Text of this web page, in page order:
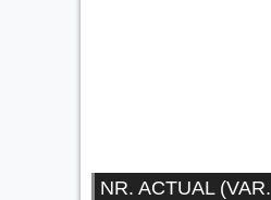
NR. ACTUAL (VAR.